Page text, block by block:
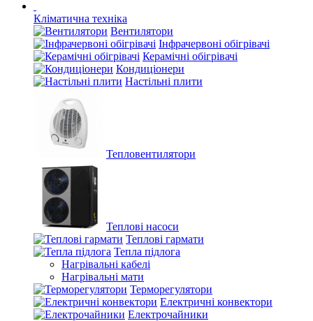
Кліматична техніка
Вентилятори
Інфрачервоні обігрівачі
Керамічні обігрівачі
Кондиціонери
Настільні плити
Тепловентилятори
Теплові насоси
Теплові гармати
Тепла підлога
Нагрівальні кабелі
Нагрівальні мати
Терморегулятори
Електричні конвектори
Електрочайники